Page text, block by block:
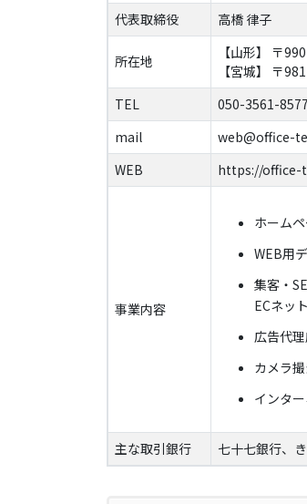
代表取締役
高橋 律子
所在地
【山形】 〒
【宮城】 〒
TEL
050-3561-8577
mail
web@office-
WEB
https://office-
事業内容
ホーム
WEB用
集客・
ECネッ
広告代
カメラ
インタ
主な取引銀行 七十七銀行、